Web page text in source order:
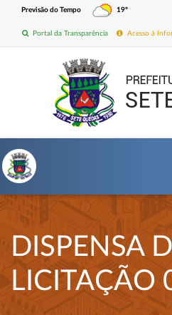
Previsão do Tempo 19º
Acesso à
Portal da Transparência
DISPENSA